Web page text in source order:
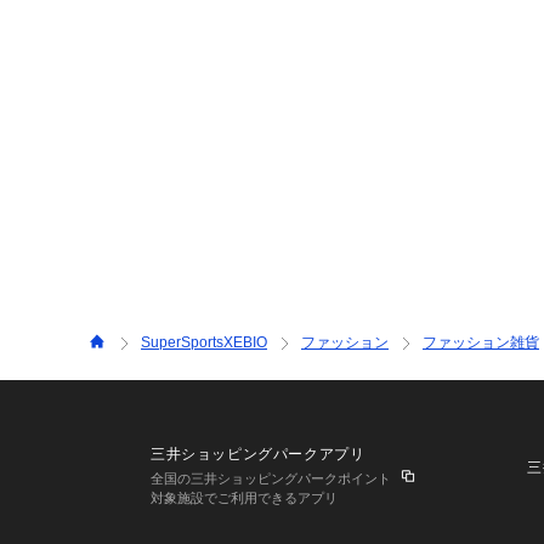
SuperSportsXEBIO ファッション ファッション雑貨
三井ショッピングパークアプリ
全国の三井ショッピングパークポイント
対象施設でご利用できるアプリ